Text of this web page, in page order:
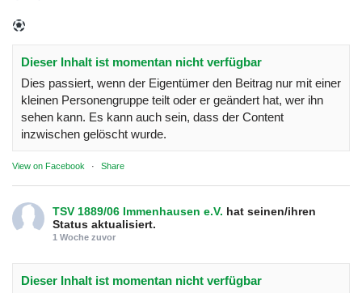
Dieser Inhalt ist momentan nicht verfügbar
Dies passiert, wenn der Eigentümer den Beitrag nur mit einer
kleinen Personengruppe teilt oder er geändert hat, wer ihn
sehen kann. Es kann auch sein, dass der Content
inzwischen gelöscht wurde.
View on Facebook · Share
TSV 1889/06 Immenhausen e.V. hat seinen/ihren
Status aktualisiert.
1 Woche zuvor
Dieser Inhalt ist momentan nicht verfügbar